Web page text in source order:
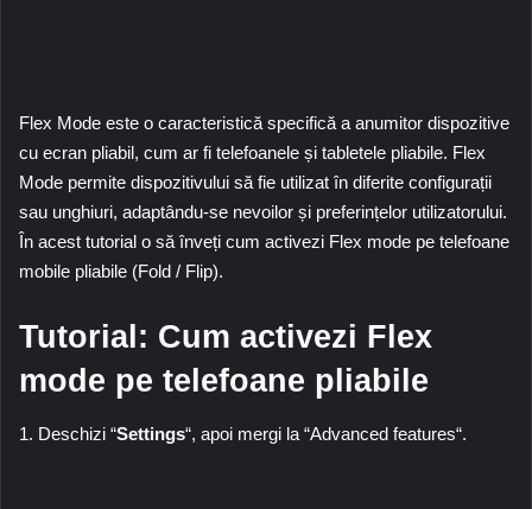
Flex Mode este o caracteristică specifică a anumitor dispozitive
cu ecran pliabil, cum ar fi telefoanele și tabletele pliabile. Flex
Mode permite dispozitivului să fie utilizat în diferite configurații
sau unghiuri, adaptându-se nevoilor și preferințelor utilizatorului.
În acest tutorial o să înveți cum activezi Flex mode pe telefoane
mobile pliabile (Fold / Flip).
Tutorial: Cum activezi Flex
mode pe telefoane pliabile
1. Deschizi “Settings“, apoi mergi la “Advanced features“.